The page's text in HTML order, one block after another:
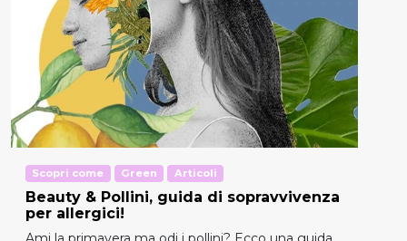
Scopri come Green Articoli
Beauty & Pollini, guida di sopravvivenza
per allergici!